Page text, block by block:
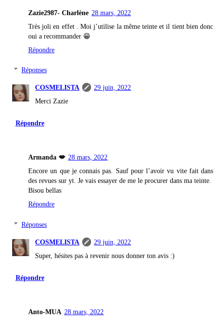
Zazie2987- Charlène 28 mars, 2022
Très joli en effet . Moi j’utilise la même teinte et il tient bien donc
oui a recommander 😁
Répondre
Réponses
COSMELISTA
29 juin, 2022
Merci Zazie
Répondre
Armanda 💋 28 mars, 2022
Encore un que je connais pas. Sauf pour l’avoir vu vite fait dans
des revues sur yt. Je vais essayer de me le procurer dans ma teinte.
Bisou bellas
Répondre
Réponses
COSMELISTA
29 juin, 2022
Super, hésites pas à revenir nous donner ton avis :)
Répondre
Anto-MUA 28 mars, 2022